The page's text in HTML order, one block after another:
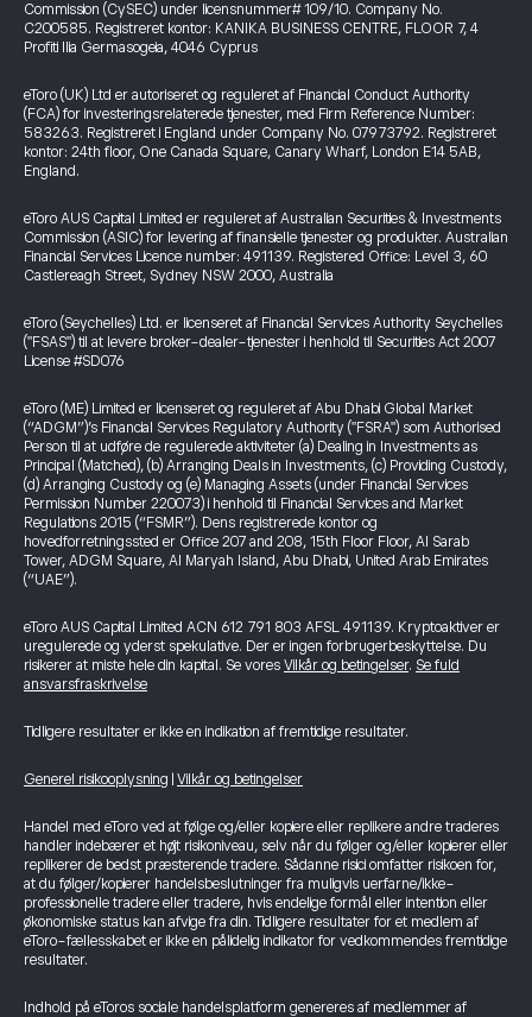
Commission (CySEC) under licensnummer# 109/10. Company No.
C200585. Registreret kontor: KANIKA BUSINESS CENTRE, FLOOR 7, 4
Profiti Ilia Germasogeia, 4046 Cyprus
eToro (UK) Ltd er autoriseret og reguleret af Financial Conduct Authority
(FCA) for investeringsrelaterede tjenester, med Firm Reference Number:
583263. Registreret i England under Company No. 07973792. Registreret
kontor: 24th floor, One Canada Square, Canary Wharf, London E14 5AB,
England.
eToro AUS Capital Limited er reguleret af Australian Securities & Investments
Commission (ASIC) for levering af finansielle tjenester og produkter. Australian
Financial Services Licence number: 491139. Registered Office: Level 3, 60
Castlereagh Street, Sydney NSW 2000, Australia
eToro (Seychelles) Ltd. er licenseret af Financial Services Authority Seychelles
("FSAS") til at levere broker-dealer-tjenester i henhold til Securities Act 2007
License #SD076
eToro (ME) Limited er licenseret og reguleret af Abu Dhabi Global Market
(“ADGM”)’s Financial Services Regulatory Authority ("FSRA") som Authorised
Person til at udføre de regulerede aktiviteter (a) Dealing in Investments as
Principal (Matched), (b) Arranging Deals in Investments, (c) Providing Custody,
(d) Arranging Custody og (e) Managing Assets (under Financial Services
Permission Number 220073) i henhold til Financial Services and Market
Regulations 2015 (“FSMR”). Dens registrerede kontor og
hovedforretningssted er Office 207 and 208, 15th Floor Floor, Al Sarab
Tower, ADGM Square, Al Maryah Island, Abu Dhabi, United Arab Emirates
(“UAE”).
eToro AUS Capital Limited ACN 612 791 803 AFSL 491139. Kryptoaktiver er
uregulerede og yderst spekulative. Der er ingen forbrugerbeskyttelse. Du
risikerer at miste hele din kapital. Se vores Vilkår og betingelser. Se fuld
ansvarsfraskrivelse
Tidligere resultater er ikke en indikation af fremtidige resultater.
Generel risikooplysning Vilkår og betingelser
Handel med eToro ved at følge og/eller kopiere eller replikere andre traderes
handler indebærer et højt risikoniveau, selv når du følger og/eller kopierer eller
replikerer de bedst præsterende tradere. Sådanne risici omfatter risikoen for,
at du følger/kopierer handelsbeslutninger fra muligvis uerfarne/ikke-
professionelle tradere eller tradere, hvis endelige formål eller intention eller
økonomiske status kan afvige fra din. Tidligere resultater for et medlem af
eToro-fællesskabet er ikke en pålidelig indikator for vedkommendes fremtidige
resultater.
Indhold på eToros sociale handelsplatform genereres af medlemmer af